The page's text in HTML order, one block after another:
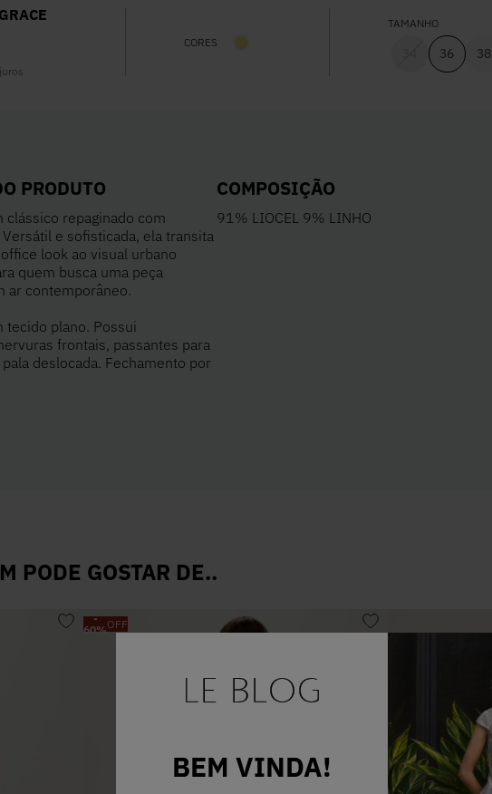
BEM VINDA!
CORES
TAMANHO
36 38
PRODUTO
clássico repaginado com
e sofisticada, ela transita
look ao visual urbano
quem busca uma peça
ar contemporâneo.
tecido plano. Possui
frontais, passantes para
deslocada. Fechamento por
COMPOSIÇÃO
91% LIOCEL 9% LINHO
PODE GOSTAR DE..
-
60%OFF